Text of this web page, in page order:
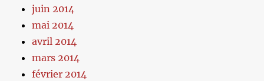
juin 2014
mai 2014
avril 2014
mars 2014
février 2014